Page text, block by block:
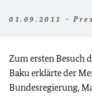
01.09.2011 -
Zum ersten Besuch
Baku erklärte der
Bundesregierung,